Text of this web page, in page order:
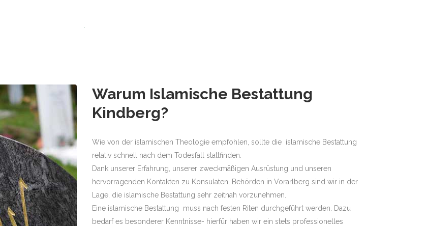
Warum Islamische Bestattung
Kindberg?
Wie von der islamischen Theologie empfohlen, sollte die islamische Bestattung
relativ schnell nach dem Todesfall stattfinden.
Dank unserer Erfahrung, unserer zweckmäßigen Ausrüstung und unseren
hervorragenden Kontakten zu Konsulaten, Behörden in Vorarlberg sind wir in der
Lage, die islamische Bestattung sehr zeitnah vorzunehmen.
Eine islamische Bestattung muss nach festen Riten durchgeführt werden. Dazu
bedarf es besonderer Kenntnisse- hierfür haben wir ein stets professionelles